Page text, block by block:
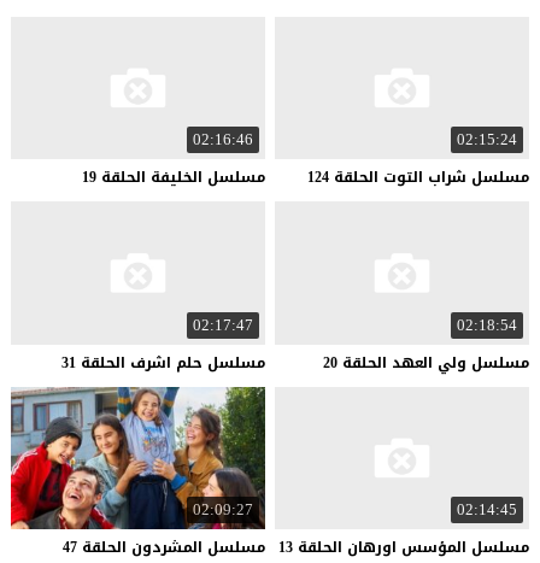
02:15:24
مسلسل شراب التوت الحلقة 124
02:16:46
مسلسل الخليفة الحلقة 19
02:18:54
مسلسل ولي العهد الحلقة 20
02:17:47
مسلسل حلم اشرف الحلقة 31
02:14:45
مسلسل المؤسس اورهان الحلقة 13
02:09:27
مسلسل المشردون الحلقة 47